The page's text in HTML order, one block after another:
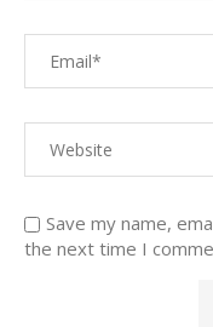
Save my name,
the next time I